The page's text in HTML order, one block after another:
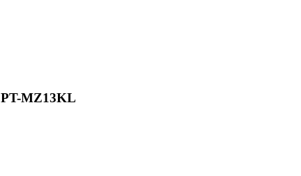
מקרן לייזר LCD עדשה מתחלפת PT-MZ13KL